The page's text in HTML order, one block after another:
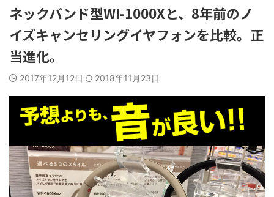
ネックバンド型WI-1000Xと、8年前のノ
イズキャンセリングイヤフォンを比較。正
当進化。
2017年12月12日 2018年11月23日